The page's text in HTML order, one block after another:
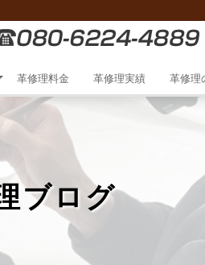
革修理料金 革修理実績 革修理
ブログ